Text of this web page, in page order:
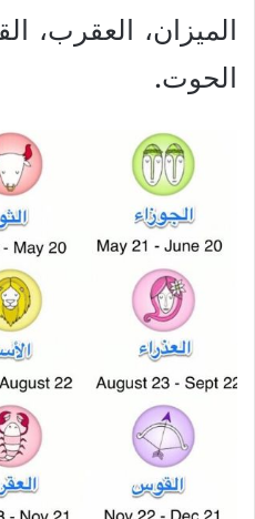
الميزان، العقرب،
الحوت.